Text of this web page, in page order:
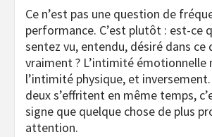
Ce n’est pas une question de
performance. C’est plutôt : est-ce
sentez vu, entendu, désiré dans ce
vraiment ? L’intimité émotionnelle
l’intimité physique, et
deux s’effritent en même temps,
signe que quelque chose de plus
attention.